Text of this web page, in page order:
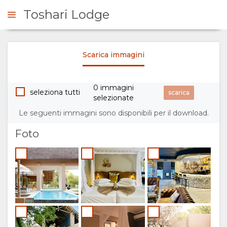
SOMMARIO
SU
NOI
PERCHÈ
SOGGIORNARE
PERMANENZA
TIPOLOGIA
GALLERIA
Toshari Lodge
Scarica immagini
seleziona tutti
0 immagini
selezionate
Le seguenti immagini sono disponibili per il download.
Foto